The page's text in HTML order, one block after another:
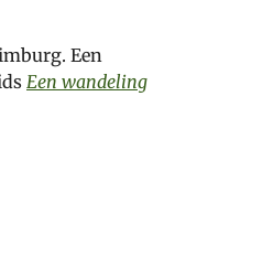
Een
Een wandeling